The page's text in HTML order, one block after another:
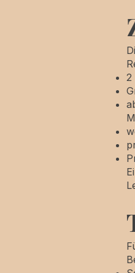
2